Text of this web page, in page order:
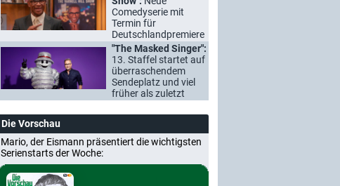
Comedyserie mit
Termin für
Deutschlandpremiere
"The Masked Singer":
13. Staffel startet auf
überraschendem
Sendeplatz und viel
früher als zuletzt
Die Vorschau
Mario, der Eismann präsentiert die wichtigsten
Serienstarts der Woche: